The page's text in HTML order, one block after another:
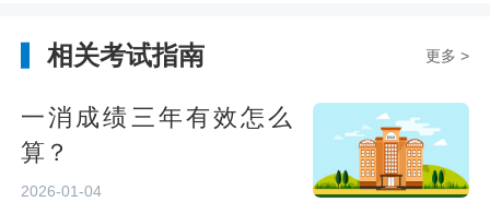
相关考试指南 更多 >
一消成绩三年有效怎么
算？
2026-01-04